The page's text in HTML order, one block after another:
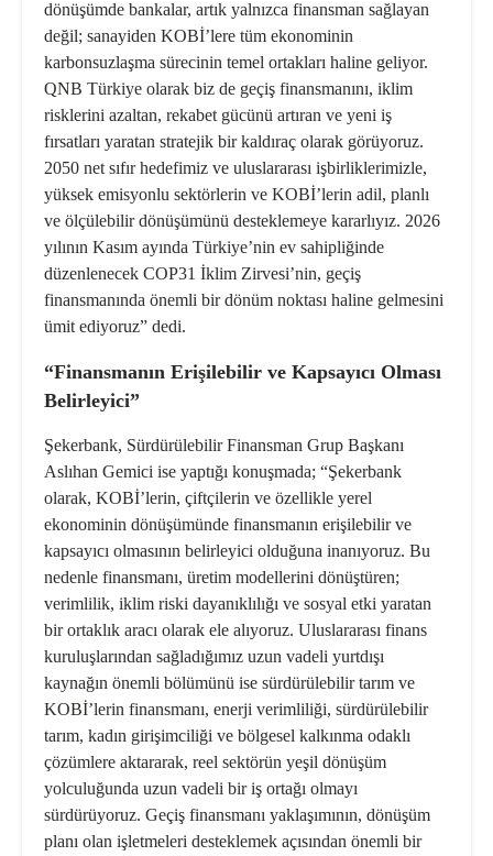
dönüşümde bankalar, artık yalnızca finansman sağlayan
değil; sanayiden KOBİ’lere tüm ekonominin
karbonsuzlaşma sürecinin temel ortakları haline geliyor.
QNB Türkiye olarak biz de geçiş finansmanını, iklim
risklerini azaltan, rekabet gücünü artıran ve yeni iş
fırsatları yaratan stratejik bir kaldıraç olarak görüyoruz.
2050 net sıfır hedefimiz ve uluslararası işbirliklerimizle,
yüksek emisyonlu sektörlerin ve KOBİ’lerin adil, planlı
ve ölçülebilir dönüşümünü desteklemeye kararlıyız. 2026
yılının Kasım ayında Türkiye’nin ev sahipliğinde
düzenlenecek COP31 İklim Zirvesi’nin, geçiş
finansmanında önemli bir dönüm noktası haline gelmesini
ümit ediyoruz” dedi.
“Finansmanın Erişilebilir ve Kapsayıcı Olması
Belirleyici”
Şekerbank, Sürdürülebilir Finansman Grup Başkanı
Aslıhan Gemici ise yaptığı konuşmada; “Şekerbank
olarak, KOBİ’lerin, çiftçilerin ve özellikle yerel
ekonominin dönüşümünde finansmanın erişilebilir ve
kapsayıcı olmasının belirleyici olduğuna inanıyoruz. Bu
nedenle finansmanı, üretim modellerini dönüştüren;
verimlilik, iklim riski dayanıklılığı ve sosyal etki yaratan
bir ortaklık aracı olarak ele alıyoruz. Uluslararası finans
kuruluşlarından sağladığımız uzun vadeli yurtdışı
kaynağın önemli bölümünü ise sürdürülebilir tarım ve
KOBİ’lerin finansmanı, enerji verimliliği, sürdürülebilir
tarım, kadın girişimciliği ve bölgesel kalkınma odaklı
çözümlere aktararak, reel sektörün yeşil dönüşüm
yolculuğunda uzun vadeli bir iş ortağı olmayı
sürdürüyoruz. Geçiş finansmanı yaklaşımının, dönüşüm
planı olan işletmeleri desteklemek açısından önemli bir